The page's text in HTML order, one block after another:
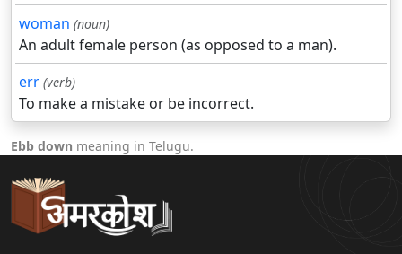
woman (noun)
An adult female person (as opposed to a man).
err (verb)
To make a mistake or be incorrect.
Ebb down meaning in Telugu.